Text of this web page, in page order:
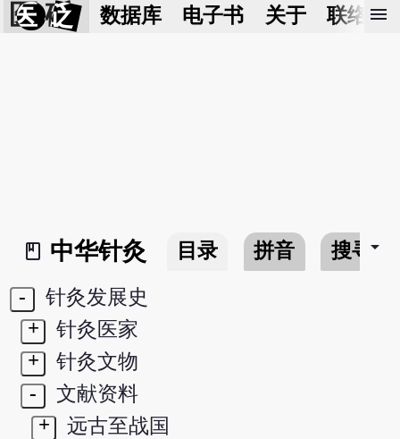
医 砭 数据库 电子书 关于 联络我
menu
book_2
中华针灸 目录 拼音 搜寻arrow_drop_down
-
针灸发展史
+
针灸医家
+
针灸文物
-
文献资料
+
远古至战国